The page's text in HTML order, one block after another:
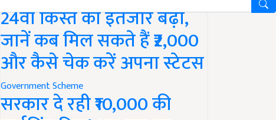
24वीं किस्त का इंतजार बढ़ा,
जानें कब मिल सकते हैं ₹2,000
और कैसे चेक करें अपना स्टेटस
Government Scheme
सरकार दे रही ₹10,000 की